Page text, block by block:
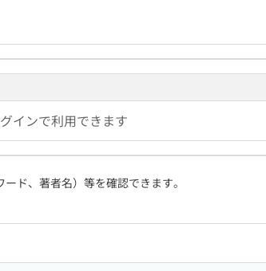
インで利用できます
ド、著者名）等を確認できます。